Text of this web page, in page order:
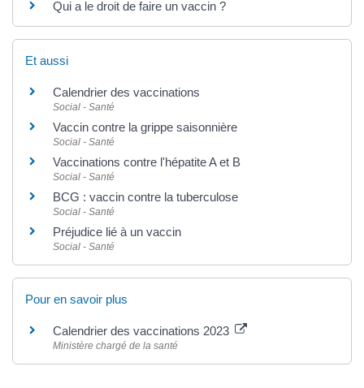
Qui a le droit de faire un vaccin ?
Et aussi
Calendrier des vaccinations
Social - Santé
Vaccin contre la grippe saisonnière
Social - Santé
Vaccinations contre l'hépatite A et B
Social - Santé
BCG : vaccin contre la tuberculose
Social - Santé
Préjudice lié à un vaccin
Social - Santé
Pour en savoir plus
Calendrier des vaccinations 2023
Ministère chargé de la santé